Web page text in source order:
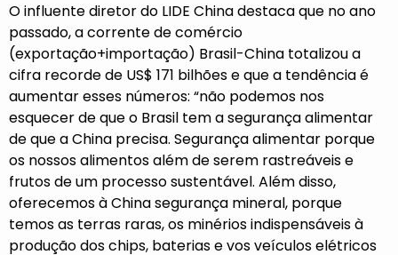
O influente diretor do LIDE China destaca que no ano
passado, a corrente de comércio
(exportação+importação) Brasil-China totalizou a
cifra recorde de US$ 171 bilhões e que a tendência é
aumentar esses números: “não podemos nos
esquecer de que o Brasil tem a segurança alimentar
de que a China precisa. Segurança alimentar porque
os nossos alimentos além de serem rastreáveis e
frutos de um processo sustentável. Além disso,
oferecemos à China segurança mineral, porque
temos as terras raras, os minérios indispensáveis à
produção dos chips, baterias e vos veículos elétricos